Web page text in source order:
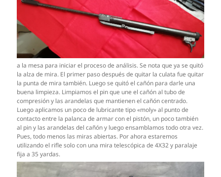
a la mesa para iniciar el proceso de análisis. Se nota que ya se quitó
la alza de mira. El primer paso después de quitar la culata fue quitar
la punta de mira también. Luego se quitó el cañón para darle una
buena limpieza. Limpiamos el pin que une el cañón al tubo de
compresión y las arandelas que mantienen el cañón centrado.
Luego aplicamos un poco de lubricante tipo «moly» al punto de
contacto entre la palanca de armar con el pistón, un poco también
al pin y las arandelas del cañón y luego ensamblamos todo otra vez.
Pues, todo menos las miras abiertas. Por ahora estaremos
utilizando el rifle solo con una mira telescópica de 4X32 y paralaje
fija a 35 yardas.